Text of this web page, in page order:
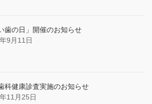
歯の日」開催のお知らせ
9月11日
科健康診査実施のお知らせ
11月25日